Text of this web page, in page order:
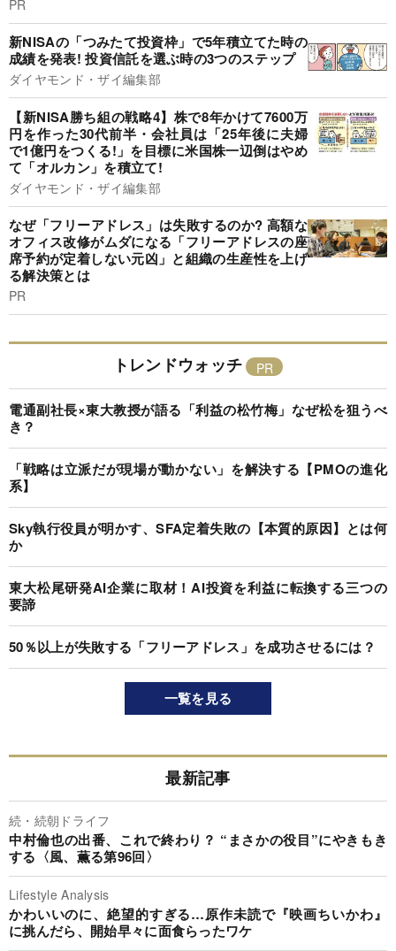
PR
新NISAの「つみたて投資枠」で5年積立てた時の
成績を発表! 投資信託を選ぶ時の3つのステップ
ダイヤモンド・ザイ編集部
【新NISA勝ち組の戦略4】株で8年かけて7600万
円を作った30代前半・会社員は「25年後に夫婦
で1億円をつくる!」を目標に米国株一辺倒はやめ
て「オルカン」を積立て!
ダイヤモンド・ザイ編集部
なぜ「フリーアドレス」は失敗するのか? 高額な
オフィス改修がムダになる「フリーアドレスの座
席予約が定着しない元凶」と組織の生産性を上げ
る解決策とは
PR
トレンドウォッチ
電通副社長×東大教授が語る「利益の松竹梅」なぜ松を狙うべ
き？
「戦略は立派だが現場が動かない」を解決する【PMOの進化
系】
Sky執行役員が明かす、SFA定着失敗の【本質的原因】とは何
か
東大松尾研発AI企業に取材！AI投資を利益に転換する三つの
要諦
50％以上が失敗する「フリーアドレス」を成功させるには？
一覧を見る
最新記事
続・続朝ドライフ
中村倫也の出番、これで終わり？ “まさかの役目”にやきもき
する〈風、薫る第96回〉
Lifestyle Analysis
かわいいのに、絶望的すぎる…原作未読で『映画ちいかわ』
に挑んだら、開始早々に面食らったワケ